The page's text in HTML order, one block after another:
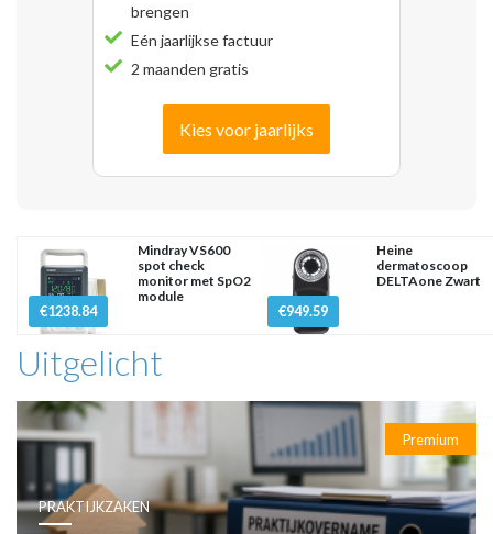
brengen
Eén jaarlijkse factuur
2 maanden gratis
Kies voor jaarlijks
€1238.84
Mindray VS600
spot check
monitor met SpO2
module
€949.59
Heine
dermatoscoop
DELTAone Zwart
Uitgelicht
Premium
PRAKTIJKZAKEN